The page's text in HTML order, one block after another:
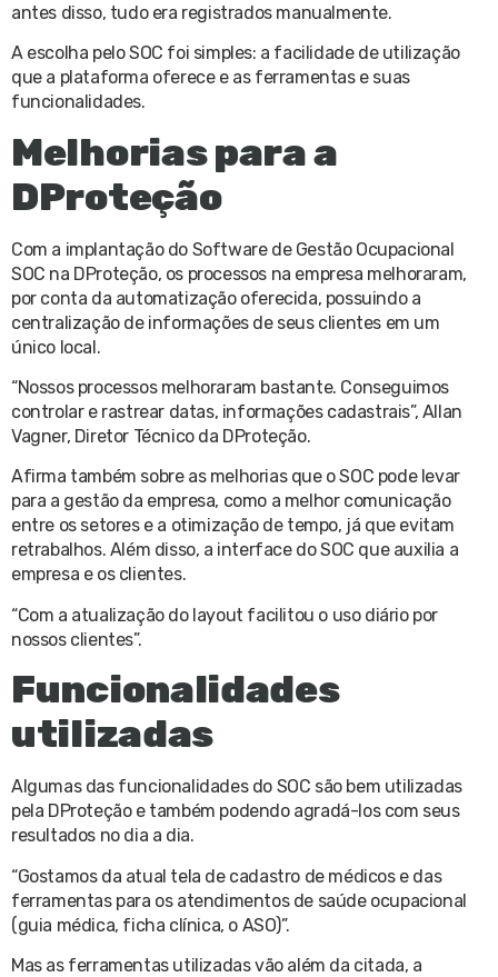
antes disso, tudo era registrados manualmente.
A escolha pelo SOC foi simples: a facilidade de utilização
que a plataforma oferece e as ferramentas e suas
funcionalidades.
Melhorias para a
DProteção
Com a implantação do Software de Gestão Ocupacional
SOC na DProteção, os processos na empresa melhoraram,
por conta da automatização oferecida, possuindo a
centralização de informações de seus clientes em um
único local.
“Nossos processos melhoraram bastante. Conseguimos
controlar e rastrear datas, informações cadastrais”, Allan
Vagner, Diretor Técnico da DProteção.
Afirma também sobre as melhorias que o SOC pode levar
para a gestão da empresa, como a melhor comunicação
entre os setores e a otimização de tempo, já que evitam
retrabalhos. Além disso, a interface do SOC que auxilia a
empresa e os clientes.
“Com a atualização do layout facilitou o uso diário por
nossos clientes”.
Funcionalidades
utilizadas
Algumas das funcionalidades do SOC são bem utilizadas
pela DProteção e também podendo agradá-los com seus
resultados no dia a dia.
“Gostamos da atual tela de cadastro de médicos e das
ferramentas para os atendimentos de saúde ocupacional
(guia médica, ficha clínica, o ASO)”.
Mas as ferramentas utilizadas vão além da citada, a